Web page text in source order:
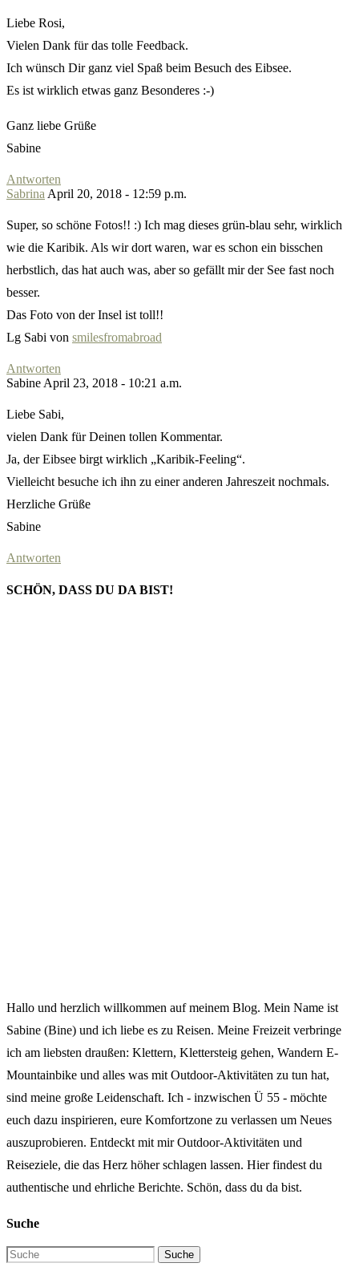
Liebe Rosi,
Vielen Dank für das tolle Feedback.
Ich wünsch Dir ganz viel Spaß beim Besuch des Eibsee.
Es ist wirklich etwas ganz Besonderes :-)
Ganz liebe Grüße
Sabine
Antworten
SabrinaApril 20, 2018 - 12:59 p.m.
Super, so schöne Fotos!! :) Ich mag dieses grün-blau sehr, wirklich
wie die Karibik. Als wir dort waren, war es schon ein bisschen
herbstlich, das hat auch was, aber so gefällt mir der See fast noch
besser.
Das Foto von der Insel ist toll!!
Lg Sabi von smilesfromabroad
Antworten
SabineApril 23, 2018 - 10:21 a.m.
Liebe Sabi,
vielen Dank für Deinen tollen Kommentar.
Ja, der Eibsee birgt wirklich „Karibik-Feeling“.
Vielleicht besuche ich ihn zu einer anderen Jahreszeit nochmals.
Herzliche Grüße
Sabine
Antworten
SCHÖN, DASS DU DA BIST!
Hallo und herzlich willkommen auf meinem Blog. Mein Name ist
Sabine (Bine) und ich liebe es zu Reisen. Meine Freizeit verbringe
ich am liebsten draußen: Klettern, Klettersteig gehen, Wandern E-
Mountainbike und alles was mit Outdoor-Aktivitäten zu tun hat,
sind meine große Leidenschaft. Ich - inzwischen Ü 55 - möchte
euch dazu inspirieren, eure Komfortzone zu verlassen um Neues
auszuprobieren. Entdeckt mit mir Outdoor-Aktivitäten und
Reiseziele, die das Herz höher schlagen lassen. Hier findest du
authentische und ehrliche Berichte. Schön, dass du da bist.
Suche